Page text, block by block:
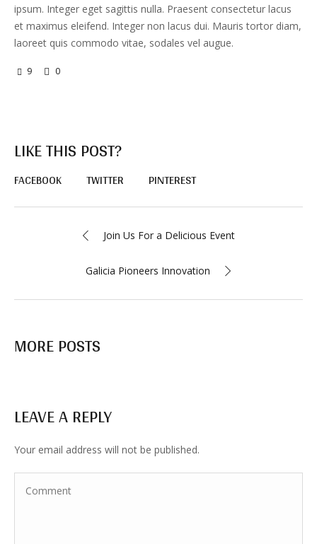
ipsum. Integer eget sagittis nulla. Praesent consectetur lacus
et maximus eleifend. Integer non lacus dui. Mauris tortor diam,
laoreet quis commodo vitae, sodales vel augue.
9 0
LIKE THIS POST?
FACEBOOK TWITTER PINTEREST
Join Us For a Delicious Event
Galicia Pioneers Innovation
MORE POSTS
LEAVE A REPLY
Your email address will not be published.